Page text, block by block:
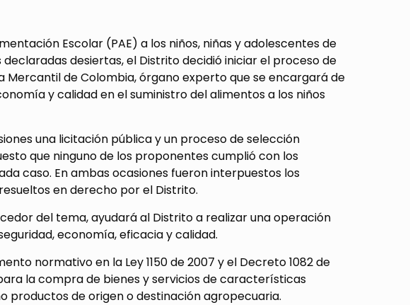
Escolar (PAE) a los niños, niñas y adolescentes de
desiertas, el Distrito decidió iniciar el proceso de
Mercantil de Colombia, órgano experto que se encargará de
y calidad en el suministro del alimentos a los niños
una licitación pública y un proceso de selección
que ninguno de los proponentes cumplió con los
caso. En ambas ocasiones fueron interpuestos los
en derecho por el Distrito.
del tema, ayudará al Distrito a realizar una operación
economía, eficacia y calidad.
normativo en la Ley 1150 de 2007 y el Decreto 1082 de
la compra de bienes y servicios de características
productos de origen o destinación agropecuaria.